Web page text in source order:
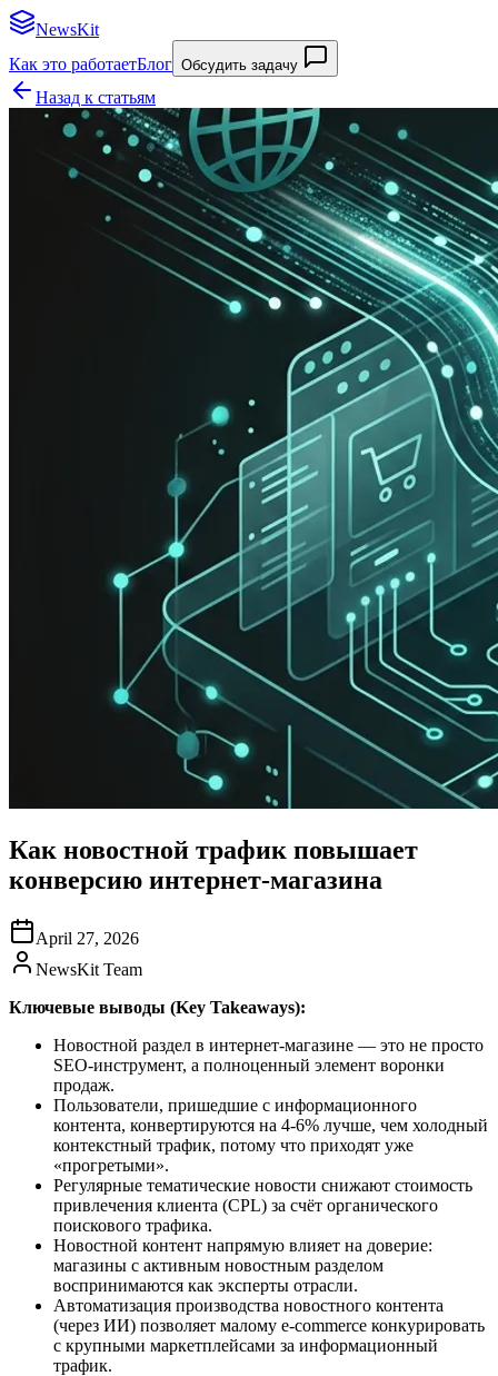
NewsKit
Как это работаетБлог Обсудить задачу
Назад к статьям
Как новостной трафик повышает
конверсию интернет-магазина
April 27, 2026
NewsKit Team
Ключевые выводы (Key Takeaways):
Новостной раздел в интернет-магазине — это не просто
SEO-инструмент, а полноценный элемент воронки
продаж.
Пользователи, пришедшие с информационного
контента, конвертируются на 4-6% лучше, чем холодный
контекстный трафик, потому что приходят уже
«прогретыми».
Регулярные тематические новости снижают стоимость
привлечения клиента (CPL) за счёт органического
поискового трафика.
Новостной контент напрямую влияет на доверие:
магазины с активным новостным разделом
воспринимаются как эксперты отрасли.
Автоматизация производства новостного контента
(через ИИ) позволяет малому e-commerce конкурировать
с крупными маркетплейсами за информационный
трафик.